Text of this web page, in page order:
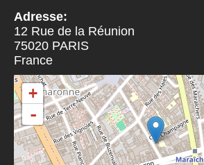
Adresse:
12 Rue de la Réunion
75020 PARIS
France
+
-